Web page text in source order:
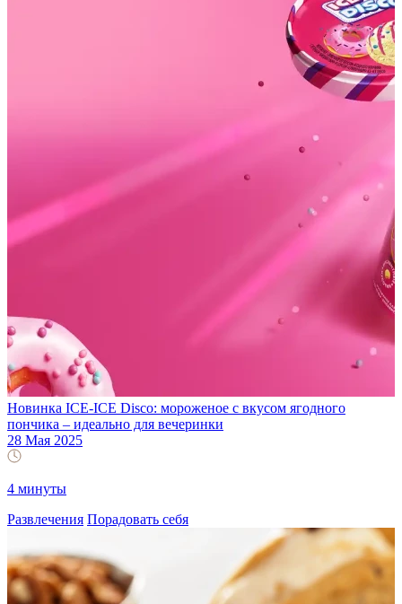
Новинка ICE-ICE Disco: мороженое с вкусом ягодного
пончика – идеально для вечеринки
28 Мая 2025
4 минуты
Развлечения Порадовать себя